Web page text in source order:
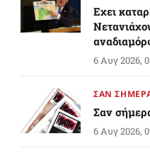
Εχει
Ανατολής;
6 Αυγ 2026,
ΣΑΝ
Σαν
6 Αυγ 2026,